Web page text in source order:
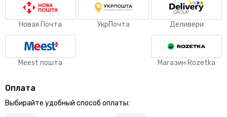
Новая Почта УкрПочта Деливери
Meest пошта Магазин Rozetka
Оплата
Выбирайте удобный способ оплаты: